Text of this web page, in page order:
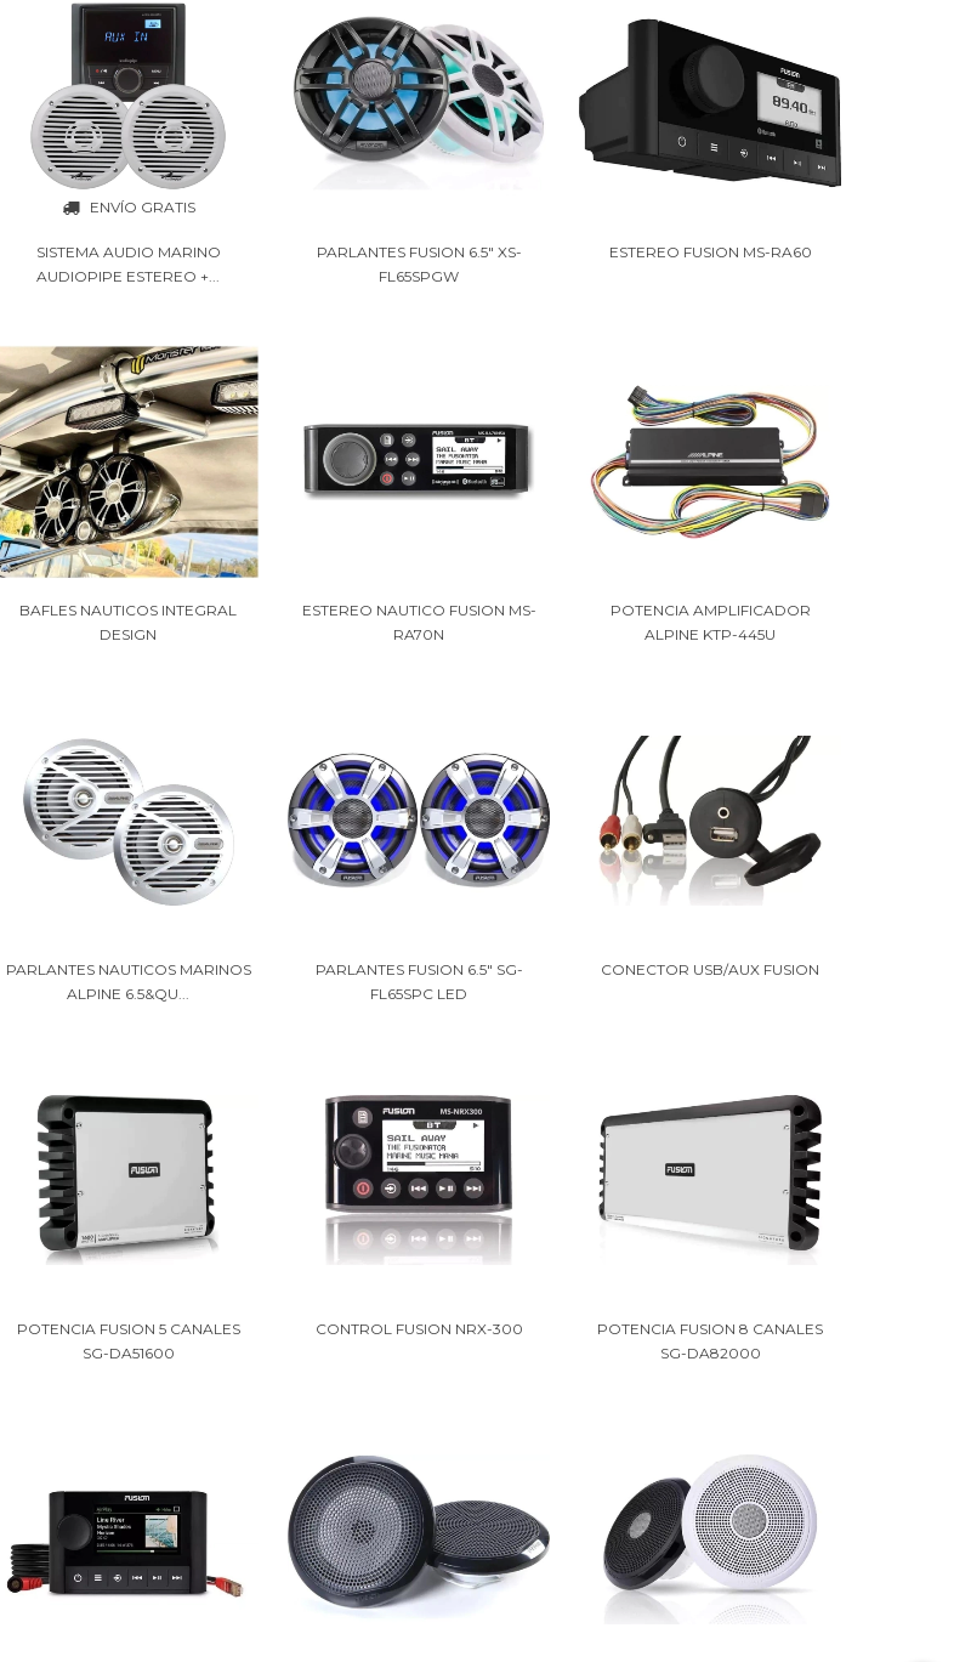
ENVÍO GRATIS
SISTEMA AUDIO MARINO
AUDIOPIPE ESTEREO +...
PARLANTES FUSION 6.5" XS-
FL65SPGW
ESTEREO FUSION MS-RA60
BAFLES NAUTICOS INTEGRAL
DESIGN
ESTEREO NAUTICO FUSION MS-
RA70N
POTENCIA AMPLIFICADOR
ALPINE KTP-445U
PARLANTES NAUTICOS MARINOS
ALPINE 6.5&QU...
PARLANTES FUSION 6.5" SG-
FL65SPC LED
CONECTOR USB/AUX FUSION
POTENCIA FUSION 5 CANALES
SG-DA51600
CONTROL FUSION NRX-300
POTENCIA FUSION 8 CANALES
SG-DA82000